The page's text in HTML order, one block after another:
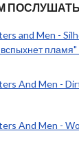
ПОСЛУШАТЬ
and Men -
пламя"
And Men -
And Men -